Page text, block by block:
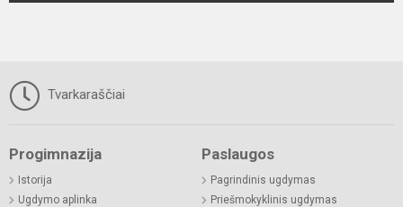
Tvarkaraščiai
Progimnazija
Istorija
Ugdymo aplinka
Paslaugos
Pagrindinis ugdymas
Priešmokyklinis ugdymas